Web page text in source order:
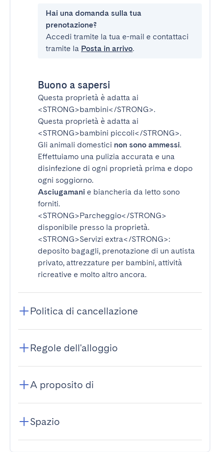
Hai una domanda sulla tua
prenotazione?
Accedi tramite la tua e-mail e contattaci
tramite la Posta in arrivo.
Buono a sapersi
Questa proprietà è adatta ai
<STRONG>bambini</STRONG>.
Questa proprietà è adatta ai
<STRONG>bambini piccoli</STRONG>.
Gli animali domestici non sono ammessi.
Effettuiamo una pulizia accurata e una
disinfezione di ogni proprietà prima e dopo
ogni soggiorno.
Asciugamani e biancheria da letto sono
forniti.
<STRONG>Parcheggio</STRONG>
disponibile presso la proprietà.
<STRONG>Servizi extra</STRONG>:
deposito bagagli, prenotazione di un autista
privato, attrezzature per bambini, attività
ricreative e molto altro ancora.
Politica di cancellazione
Regole dell'alloggio
A proposito di
Spazio